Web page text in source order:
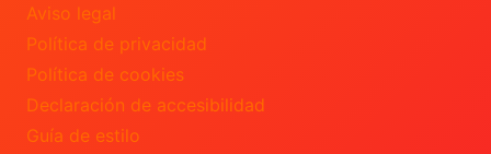
Aviso legal
Política de privacidad
Política de cookies
Declaración de accesibilidad
Guía de estilo